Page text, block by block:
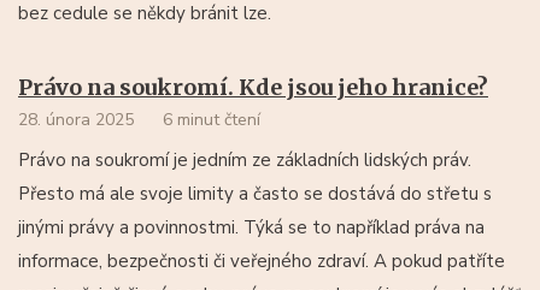
bez cedule se někdy bránit lze.
Právo na soukromí. Kde jsou jeho hranice?
28. února 2025 6 minut čtení
Právo na soukromí je jedním ze základních lidských práv.
Přesto má ale svoje limity a často se dostává do střetu s
jinými právy a povinnostmi. Týká se to například práva na
informace, bezpečnosti či veřejného zdraví. A pokud patříte